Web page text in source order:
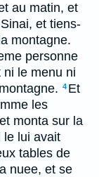
au matin, et
et tiens-
montagne.
personne
le menu ni
4 Et
les
monta sur la
le lui avait
tables de
nuee, et se